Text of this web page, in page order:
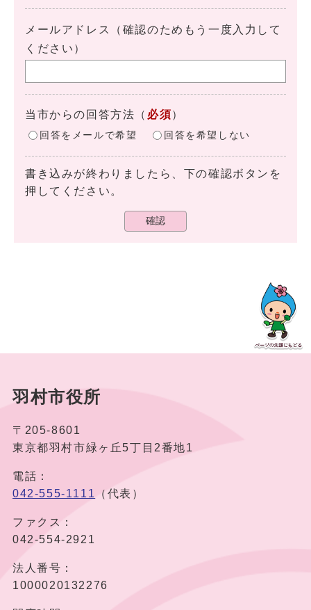
メールアドレス（確認のためもう一度入力して
ください）
当市からの回答方法 （ 必須）
回答をメールで希望 回答を希望しない
書き込みが終わりましたら、下の確認ボタンを
押してください。
確認
羽村市役所
〒205-8601
東京都羽村市緑ヶ丘5丁目2番地1
電話：
042-555-1111
（代表）
ファクス：
042-554-2921
法人番号：
1000020132276